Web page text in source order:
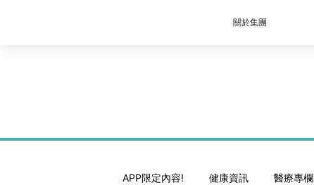
關於集團
APP限定內容! 健康資訊 醫療專欄